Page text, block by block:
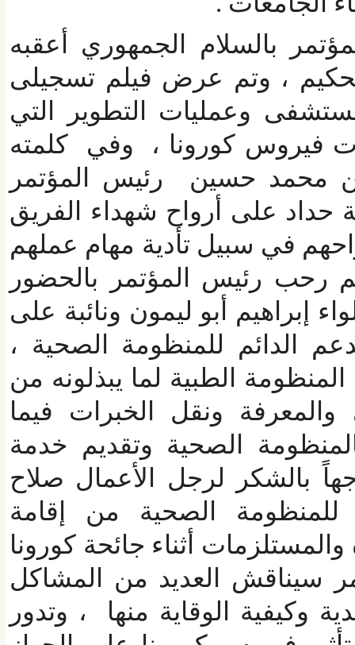
بالسلام الجمهوري أعقبه
، وتم عرض فيلم تسجيلى
وعمليات التطوير التي
فيروس كورونا ، وفي كلمته
حسين رئيس المؤتمر
على أرواح شهداء الفريق
في سبيل تأدية مهام عملهم
رئيس المؤتمر بالحضور
إبراهيم أبو ليمون ونائبة على
الدائم للمنظومة الصحية ،
الطبية لما يبذلونه من
ونقل الخبرات فيما
الصحية وتقديم خدمة
بالشكر لرجل الأعمال صلاح
الصحية من إقامة
أثناء جائحة كورونا
سيناقش العديد من المشاكل
الوقاية منها ، وتدور